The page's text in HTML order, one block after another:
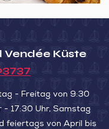
Vendée Küste
- Freitag von 9:30
- 17:30 Uhr, Samstag
feiertags von April bis